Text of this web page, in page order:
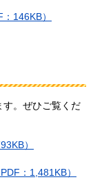
146KB）
す。ぜひご覧くだ
）
：1,481KB）